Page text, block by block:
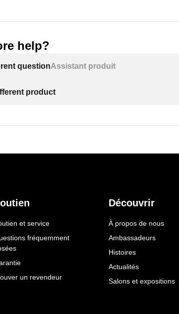
help?
questionAssistant produit
product
et service
fréquemment
un revendeur
Découvrir
À propos de nous
Ambassadeurs
Histoires
Actualités
Salons et expositions